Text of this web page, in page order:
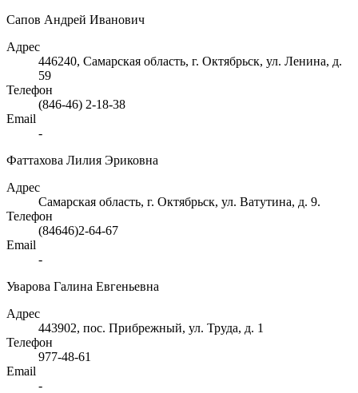
Сапов Андрей Иванович
Адрес
446240, Самарская область, г. Октябрьск, ул. Ленина, д.
59
Телефон
(846-46) 2-18-38
Email
-
Фаттахова Лилия Эриковна
Адрес
Самарская область, г. Октябрьск, ул. Ватутина, д. 9.
Телефон
(84646)2-64-67
Email
-
Уварова Галина Евгеньевна
Адрес
443902, пос. Прибрежный, ул. Труда, д. 1
Телефон
977-48-61
Email
-